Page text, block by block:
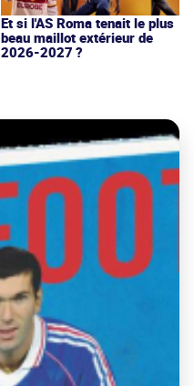
Et si l'AS Roma tenait le plus
beau maillot extérieur de
2026-2027 ?